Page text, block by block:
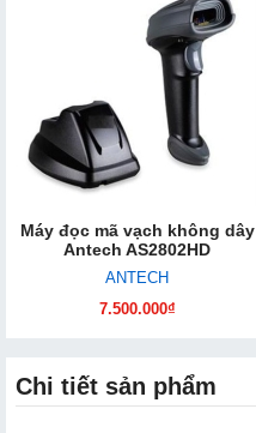
Máy đọc mã vạch không dây
Antech AS2802HD
ANTECH
7.500.000₫
Chi tiết sản phẩm